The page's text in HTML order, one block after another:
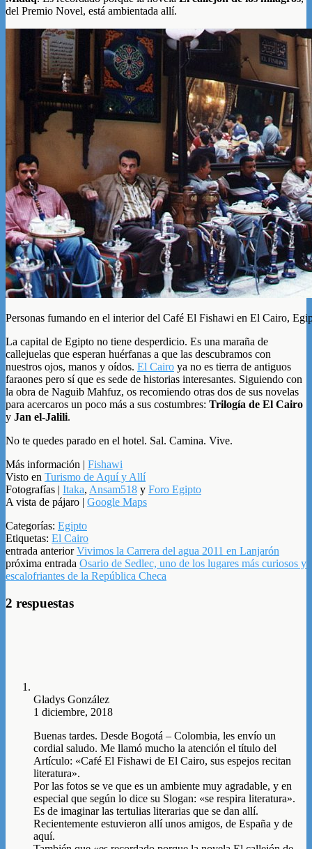
del Premio Novel, está ambientada allí.
Personas fumando en el interior del Café El Fishawi en El Cairo,
La capital de Egipto no tiene desperdicio. Es una maraña de
callejuelas que esperan huérfanas a que las descubramos con
nuestros ojos, manos y oídos. El Cairo ya no es tierra de antiguos
faraones pero sí que es sede de historias interesantes. Siguiendo con
la obra de Naguib Mahfuz, os recomiendo otras dos de sus novelas
para acercaros un poco más a sus costumbres: Trilogía de El Cairo
y Jan el-Jalili.
No te quedes parado en el hotel. Sal. Camina. Vive.
Más información | Fishawi
Visto en Turismo de Aquí y Allí
Fotografías | Itaka, Ansam518 y Foro Egipto
A vista de pájaro | Google Maps
Categorías: Egipto
Etiquetas: El Cairo
entrada anteriorVivimos la Carrera del agua 2011 en Lanjarón
próxima entrada Osario de Sedlec, uno de los lugares más curiosos y
escalofriantes de la República Checa
2 respuestas
Gladys González
1 diciembre, 2018
Buenas tardes. Desde Bogotá – Colombia, les envío un
cordial saludo. Me llamó mucho la atención el título del
Artículo: «Café El Fishawi de El Cairo, sus espejos recitan
literatura».
Por las fotos se ve que es un ambiente muy agradable, y en
especial que según lo dice su Slogan: «se respira literatura».
Es de imaginar las tertulias literarias que se dan allí.
Recientemente estuvieron allí unos amigos, de España y de
aquí.